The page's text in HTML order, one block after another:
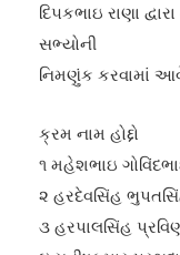
દિ૫કભાઇ રાણા
સભ્યોની
નિમણુંક કરવામાં
ક્રમ નામ હોદ્દો
૧ મહેશભાઇ
૨ હરદેવસિંહ
૩ હરપાલસિંહ